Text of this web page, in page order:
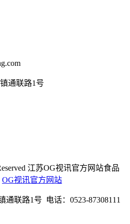
通联路1号
江苏OG视讯官方网站食品
OG视讯官方网站
联路1号 电话：0523-87308111